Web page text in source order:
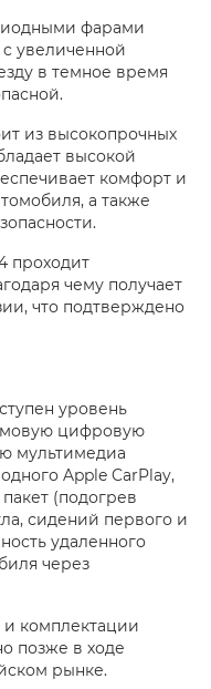
фарами
увеличенной
в темное время
из высокопрочных
высокой
комфорт и
а также
проходит
чему получает
что подтверждено
уровень
цифровую
мультимедиа
Apple CarPlay,
(подогрев
сидений первого и
удаленного
через
комплектации
позже в ходе
рынке.